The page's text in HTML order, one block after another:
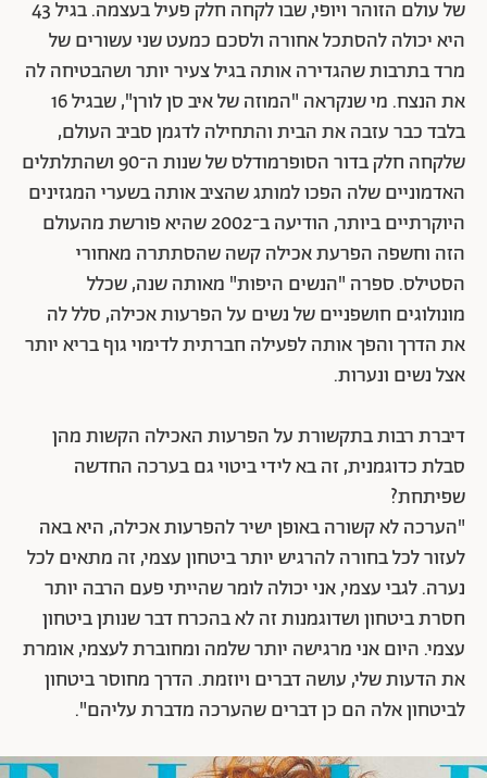
של עולם הזוהר ויופי, שבו לקחה חלק פעיל בעצמה. בגיל 43
היא יכולה להסתכל אחורה ולסכם כמעט שני עשורים של
מרד בתרבות שהגדירה אותה בגיל צעיר יותר ושהבטיחה לה
את הנצח. מי שנקראה "המוזה של איב סן לורן", שבגיל 16
בלבד כבר עזבה את הבית והתחילה לדגמן סביב העולם,
שלקחה חלק בדור הסופרמודלס של שנות ה־90 ושהתלתלים
האדמוניים שלה הפכו למותג שהציב אותה בשערי המגזינים
היוקרתיים ביותר, הודיעה ב־2002 שהיא פורשת מהעולם
הזה וחשפה הפרעת אכילה קשה שהסתתרה מאחורי
הסטילס. ספרה "הנשים היפות" מאותה שנה, שכלל
מונולוגים חושפניים של נשים על הפרעות אכילה, סלל לה
את הדרך והפך אותה לפעילה חברתית לדימוי גוף בריא יותר
אצל נשים ונערות.
דיברת רבות בתקשורת על הפרעות האכילה הקשות מהן
סבלת כדוגמנית, זה בא לידי ביטוי גם בערכה החדשה
שפיתחת?
"הערכה לא קשורה באופן ישיר להפרעות אכילה, היא באה
לעזור לכל בחורה להרגיש יותר ביטחון עצמי, זה מתאים לכל
נערה. לגבי עצמי, אני יכולה לומר שהייתי פעם הרבה יותר
חסרת ביטחון ושדוגמנות זה לא בהכרח דבר שנותן ביטחון
עצמי. היום אני מרגישה יותר שלמה ומחוברת לעצמי, אומרת
את הדעות שלי, עושה דברים ויוזמת. הדרך מחוסר ביטחון
לביטחון אלה הם כן דברים שהערכה מדברת עליהם".